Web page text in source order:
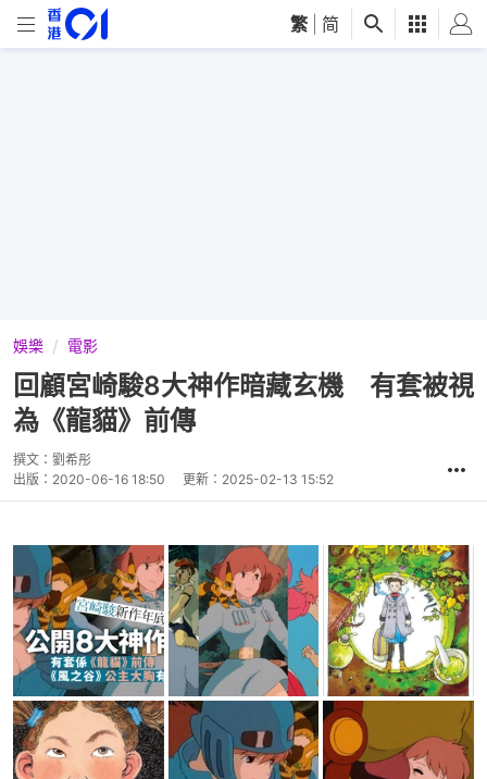
繁 简
娛樂 電影
回顧宮崎駿8大神作暗藏玄機 有套被視
為《龍貓》前傳
撰文： 劉希彤
出版： 2020-06-16 18:50 更新： 2025-02-13 15:52